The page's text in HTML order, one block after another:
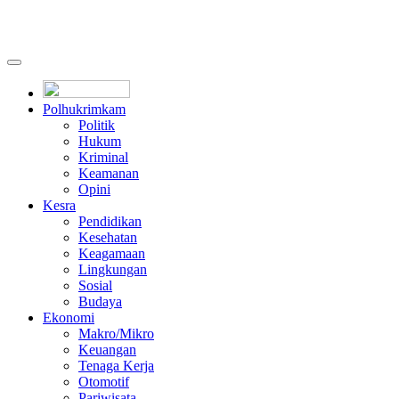
Polhukrimkam
Politik
Hukum
Kriminal
Keamanan
Opini
Kesra
Pendidikan
Kesehatan
Keagamaan
Lingkungan
Sosial
Budaya
Ekonomi
Makro/Mikro
Keuangan
Tenaga Kerja
Otomotif